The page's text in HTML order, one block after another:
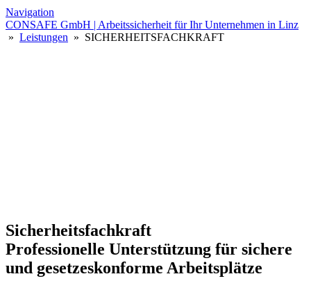
Navigation
CONSAFE GmbH | Arbeitssicherheit für Ihr Unternehmen in Linz
» Leistungen » SICHERHEITSFACHKRAFT
Sicherheitsfachkraft
Professionelle Unterstützung für sichere
und gesetzeskonforme Arbeitsplätze